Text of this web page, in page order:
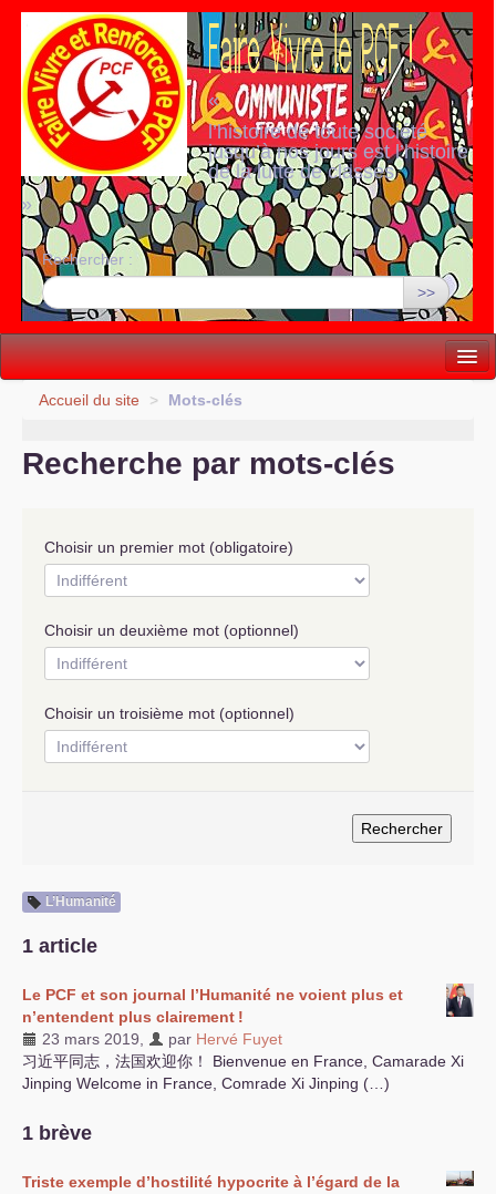
«
l’histoire de toute société
jusqu’à nos jours est l’histoire
de la lutte de classes
»
Rechercher :
>>
Vie politique
Comprendre...
Accueil du site > Mots-clés
Recherche par mots-clés
Choisir un premier mot (obligatoire)
Choisir un deuxième mot (optionnel)
Choisir un troisième mot (optionnel)
L’Humanité
1 article
Le PCF et son journal l’Humanité ne voient plus et
n’entendent plus clairement !
23 mars 2019
par Hervé Fuyet
习近平同志，法国欢迎你！ Bienvenue en France, Camarade Xi
Jinping Welcome in France, Comrade Xi Jinping (…)
1 brève
Triste exemple d’hostilité hypocrite à l’égard de la